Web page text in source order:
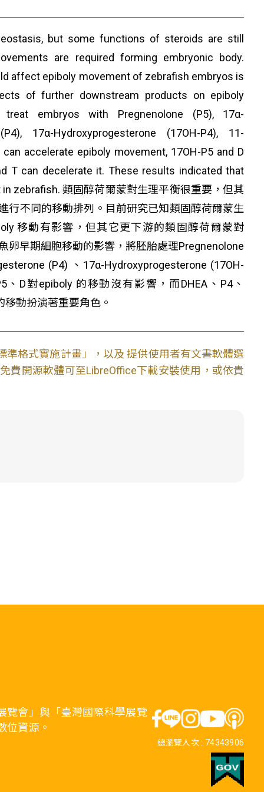
but some functions of steroids are still
are required forming embryonic body.
affect epiboly movement of zebrafish embryos is
of further downstream products on epiboly
embryos with Pregnenolone (P5), 17α-
17α-Hydroxyprogesterone (17OH-P4), 11-
accelerate epiboly movement, 17OH-P5 and D
T can decelerate it. These results indicated that
zebrafish. 類固醇荷爾蒙對生理平衡很重要，但其
行不同的移動排列。目前研究已知類固醇荷爾蒙生
移動有影響，但其它更下游的類固醇荷爾蒙對
卵早期細胞移動的影響，將胚胎處理Pregnenolone
(P4) 、17α-Hydroxyprogesterone (17OH-
、D對epiboly 的移動沒有影響，而DHEA、P4、
動扮演著重要角色。
準格式實施計畫」，以及 提供使用者有文書軟體選
費開源軟體可至LibreOffice下載安裝使用，或依貴
覽會」與「臺灣國際科學展覽
位資源。
總瀏覽人次 : 74343906